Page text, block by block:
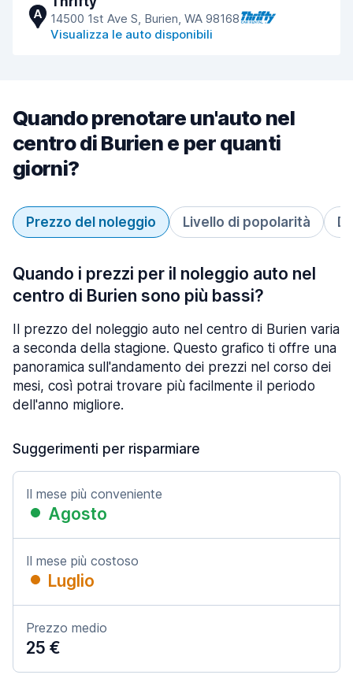
A
14500 1st Ave S, Burien, WA 98168
Visualizza le auto disponibili
Quando prenotare un'auto nel
centro di Burien e per quanti
giorni?
Prezzo del noleggio Livello di popolarità
Quando i prezzi per il noleggio auto nel
centro di Burien sono più bassi?
Il prezzo del noleggio auto nel centro di Burien varia
a seconda della stagione. Questo grafico ti offre una
panoramica sull'andamento dei prezzi nel corso dei
mesi, così potrai trovare più facilmente il periodo
dell'anno migliore.
Suggerimenti per risparmiare
Il mese più conveniente
Agosto
Il mese più costoso
Luglio
Prezzo medio
25 €